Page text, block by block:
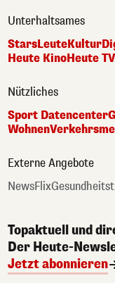
Unterhaltsames
StarsLeuteKultur
Heute KinoHeute TV
Nützliches
Sport Datencenter
Wohnen
Externe Angebote
NewsFlix
Topaktuell und
Der Heute-
Jetzt abonnieren